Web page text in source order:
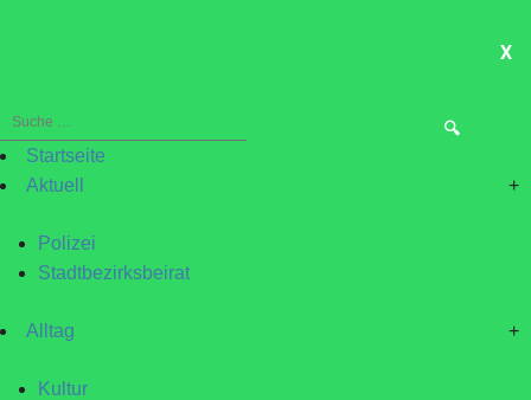
X
Suche
nach:Startseite
Aktuell
+
Polizei
Stadtbezirksbeirat
Alltag +
Kultur